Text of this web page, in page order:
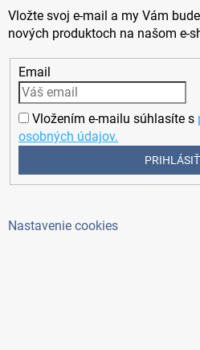
Vložte svoj e-mail a my Vám
nových produktoch na našom e-
Email
Vložením e-mailu súhlasíte s
osobných údajov.
Nastavenie cookies